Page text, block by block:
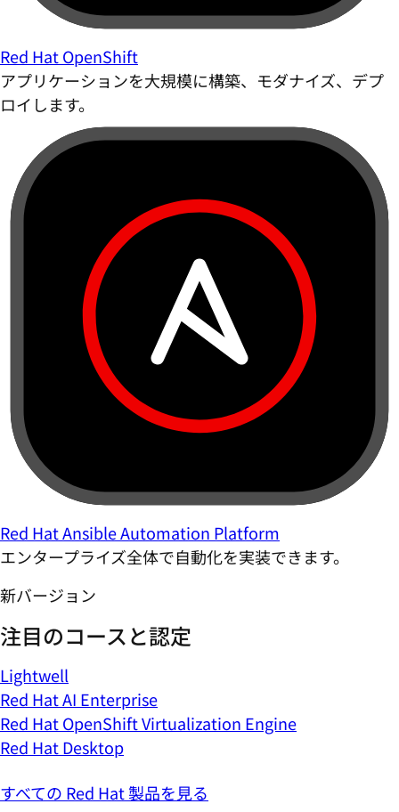
Red Hat OpenShift
アプリケーションを大規模に構築、モダナイズ、デプ
ロイします。
Red Hat Ansible Automation Platform
エンタープライズ全体で自動化を実装できます。
新バージョン
注目のコースと認定
Lightwell
Red Hat AI Enterprise
Red Hat OpenShift Virtualization Engine
Red Hat Desktop
すべての Red Hat 製品を見る